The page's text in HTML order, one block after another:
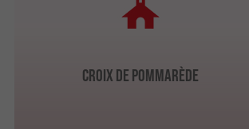
Croix de Pommarède